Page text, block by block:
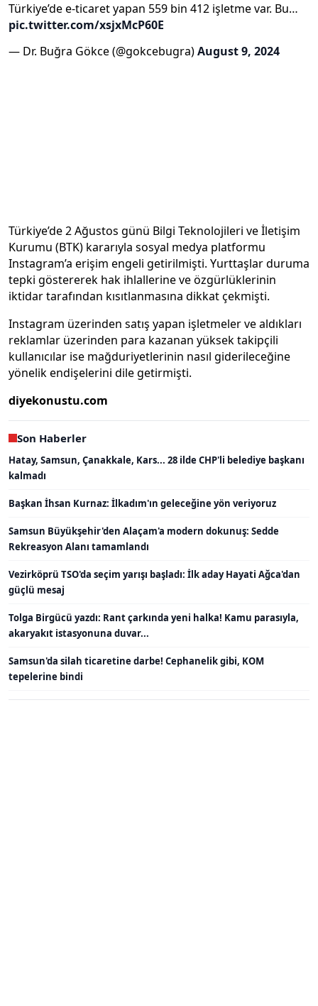
Türkiye’de e-ticaret yapan 559 bin 412 işletme var. Bu…
pic.twitter.com/xsjxMcP60E
— Dr. Buğra Gökce (@gokcebugra)August 9, 2024
Türkiye’de 2 Ağustos günü Bilgi Teknolojileri ve İletişim
Kurumu (BTK) kararıyla sosyal medya platformu
Instagram’a erişim engeli getirilmişti. Yurttaşlar duruma
tepki göstererek hak ihlallerine ve özgürlüklerinin
iktidar tarafından kısıtlanmasına dikkat çekmişti.
Instagram üzerinden satış yapan işletmeler ve aldıkları
reklamlar üzerinden para kazanan yüksek takipçili
kullanıcılar ise mağduriyetlerinin nasıl giderileceğine
yönelik endişelerini dile getirmişti.
diyekonustu.com
Son Haberler
Hatay, Samsun, Çanakkale, Kars... 28 ilde CHP'li belediye başkanı
kalmadı
Başkan İhsan Kurnaz: İlkadım'ın geleceğine yön veriyoruz
Samsun Büyükşehir'den Alaçam'a modern dokunuş: Sedde
Rekreasyon Alanı tamamlandı
Vezirköprü TSO'da seçim yarışı başladı: İlk aday Hayati Ağca'dan
güçlü mesaj
Tolga Birgücü yazdı: Rant çarkında yeni halka! Kamu parasıyla,
akaryakıt istasyonuna duvar...
Samsun'da silah ticaretine darbe! Cephanelik gibi, KOM
tepelerine bindi